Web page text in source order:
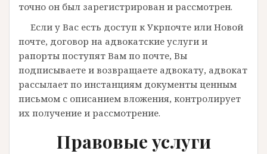
точно он был зарегистрирован и рассмотрен.
Если у Вас есть доступ к Укрпочте или Новой
почте, договор на адвокатские услуги и
рапорты поступят Вам по почте, Вы
подписываете и возвращаете адвокату, адвокат
рассылает по инстанциям документы ценным
письмом с описанием вложения, контролирует
их получение и рассмотрение.
Правовые услуги